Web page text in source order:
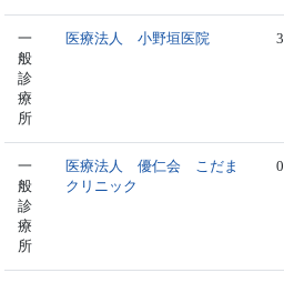
一
般
診
療
所
医療法人 小野垣医院 3
一
般
診
療
所
医療法人 優仁会 こだま
クリニック
0